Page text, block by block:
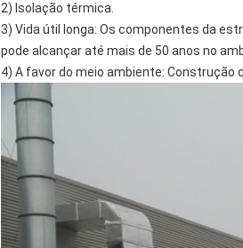
2) Isolação térmica.
3) Vida útil longa: Os componentes da
pode alcançar até mais de 50 anos no
4) A favor do meio ambiente: Construção